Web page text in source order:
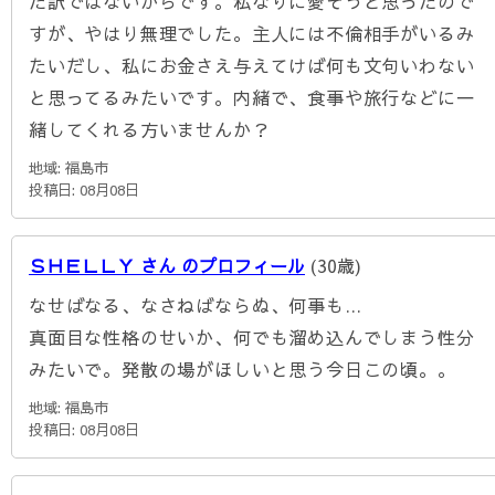
すが、やはり無理でした。主人には不倫相手がいるみ
たいだし、私にお金さえ与えてけば何も文句いわない
と思ってるみたいです。内緒で、食事や旅行などに一
緒してくれる方いませんか？
地域: 福島市
投稿日: 08月08日
ＳＨＥＬＬＹ さん のプロフィール (30歳)
なせばなる、なさねばならぬ、何事も…
真面目な性格のせいか、何でも溜め込んでしまう性分
みたいで。発散の場がほしいと思う今日この頃。。
地域: 福島市
投稿日: 08月08日